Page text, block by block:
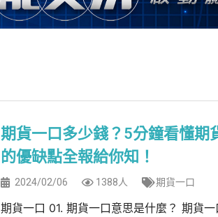
期貨一口多少錢？5分鐘看懂期
的優缺點全報給你知！
2024/02/06 1388人 期貨一口
期貨一口 01. 期貨一口意思是什麼？ 期貨